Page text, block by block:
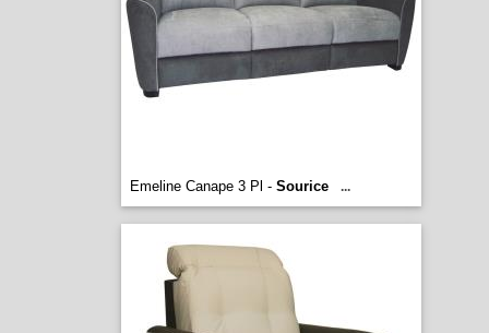
Emeline Canape 3 Pl - Sourice ...